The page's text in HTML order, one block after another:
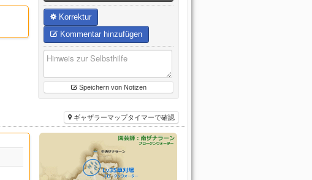
Korrektur
Kommentar hinzufügen
Speichern von Notizen
ギャザラーマップタイマーで確認